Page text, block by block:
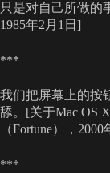
只是对自己所做的
1985年2月1日]
***
我们把屏幕上的按
舔。[关于Mac OS
（Fortune），
***